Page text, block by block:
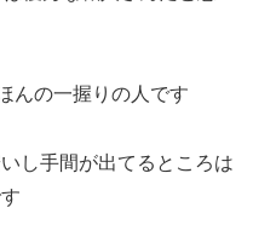
んの一握りの人です
し手間が出てるところは